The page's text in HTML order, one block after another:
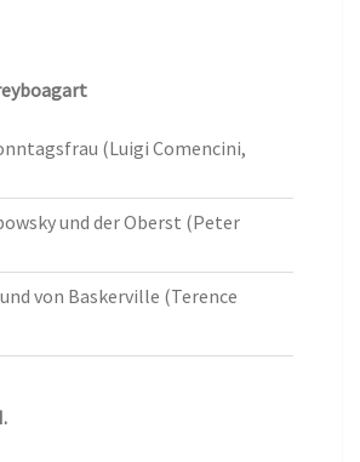
(Luigi Comencini,
und der Oberst (Peter
von Baskerville (Terence